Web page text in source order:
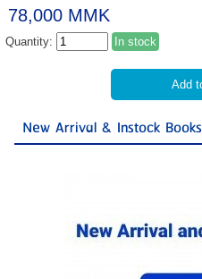
78,000 MMK
Quantity: In stock
New Arrival & Instock Books